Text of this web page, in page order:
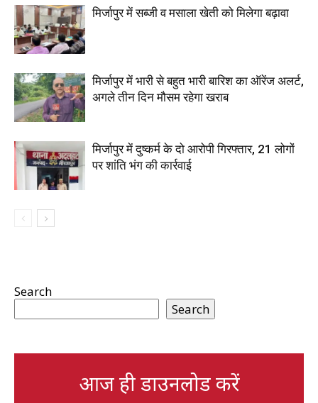
मिर्जापुर में सब्जी व मसाला खेती को मिलेगा बढ़ावा
मिर्जापुर में भारी से बहुत भारी बारिश का ऑरेंज अलर्ट,
अगले तीन दिन मौसम रहेगा खराब
मिर्जापुर में दुष्कर्म के दो आरोपी गिरफ्तार, 21 लोगों
पर शांति भंग की कार्रवाई
Search
Search
आज ही डाउनलोड करें